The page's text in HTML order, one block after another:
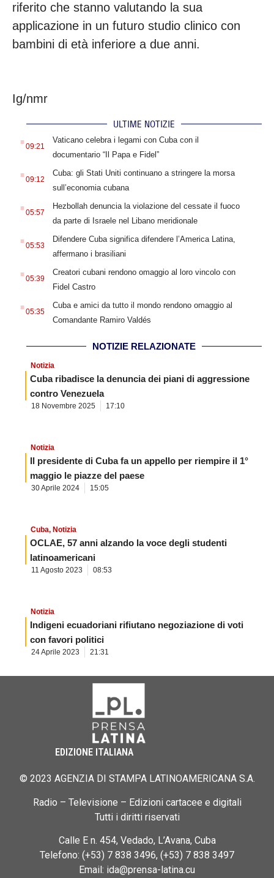
riferito che stanno valutando la sua
applicazione in un futuro studio clinico con
bambini di età inferiore a due anni.
Ig/nmr
ULTIME NOTIZIE
. 09:21
Vaticano celebra i legami con Cuba con il
documentario “Il Papa e Fidel”
. 09:12
Cuba: gli Stati Uniti continuano a stringere la morsa
sull’economia cubana
. 05:57
Hezbollah denuncia la violazione del cessate il fuoco
da parte di Israele nel Libano meridionale
. 05:53
Difendere Cuba significa difendere l’America Latina,
affermano i brasiliani
. 05:39
Creatori cubani rendono omaggio al loro vincolo con
Fidel Castro
. 05:35
Cuba e amici da tutto il mondo rendono omaggio al
Comandante Ramiro Valdés
NOTIZIE RELAZIONATE
Notizia
Cuba ribadisce la denuncia dei piani di aggressione
contro Venezuela
18 Novembre 2025 17:10
Notizia
Il presidente di Cuba fa un appello per riempire il 1°
maggio le piazze del paese
30 Aprile 2024 15:05
Cuba, Notizia
OCLAE, 57 anni alzando la voce degli studenti
latinoamericani
11 Agosto 2023 08:53
Notizia
Indigeni ecuadoriani rifiutano negoziazione di voti
con favori politici
24 Aprile 2023 21:31
EDIZIONE ITALIANA
© 2023 AGENZIA DI STAMPA LATINOAMERICANA S.A.
Radio – Televisione – Edizioni cartacee e digitali
Tutti i diritti riservati
Calle E n. 454, Vedado, L’Avana, Cuba
Telefono: (+53) 7 838 3496, (+53) 7 838 3497
Email: ida@prensa-latina.cu